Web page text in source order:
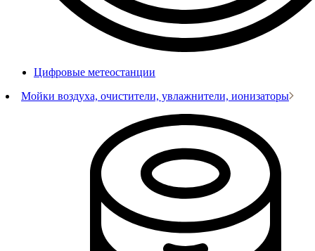
Цифровые метеостанции
Мойки воздуха, очистители, увлажнители, ионизаторы